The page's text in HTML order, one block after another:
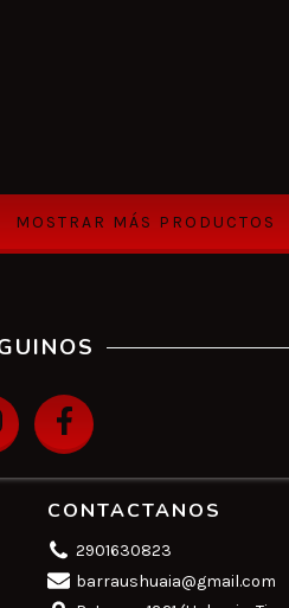
MOSTRAR MÁS PRODUCTOS
CONTACTANOS
2901630823
barraushuaia@gmail.com